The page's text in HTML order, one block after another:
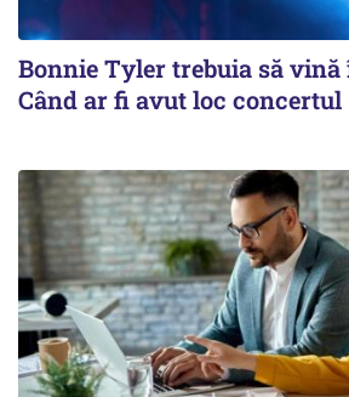
Bonnie Tyler trebuia să vină
Când ar fi avut loc concertul